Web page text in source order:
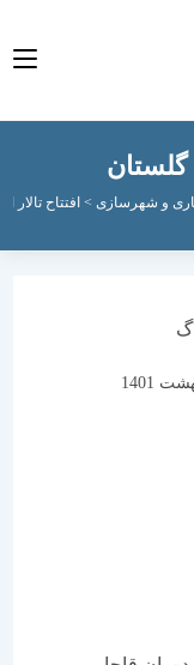
>افتتاح تالار الماس